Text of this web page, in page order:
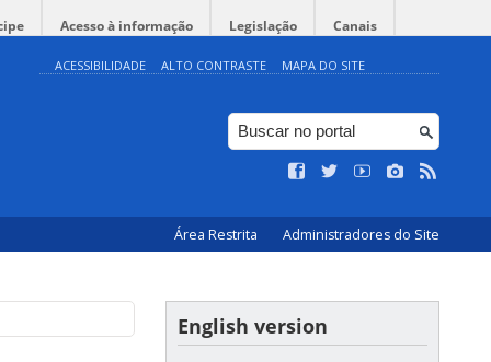
Acesso à informação Legislação Canais
ACESSIBILIDADE ALTO CONTRASTE MAPA DO SITE
Área Restrita Administradores do Site
English version